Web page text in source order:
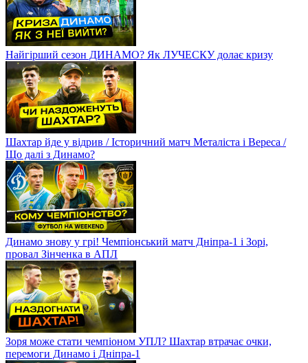
Найгірший сезон ДИНАМО? Як ЛУЧЕСКУ долає кризу
Шахтар йде у відрив / Історичний матч Металіста і Вереса /
Що далі з Динамо?
Динамо знову у грі! Чемпіонський матч Дніпра-1 і Зорі,
провал Зінченка в АПЛ
Зоря може стати чемпіоном УПЛ? Шахтар втрачає очки,
перемоги Динамо і Дніпра-1